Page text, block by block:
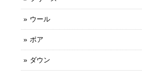
ウール
ボア
ダウン